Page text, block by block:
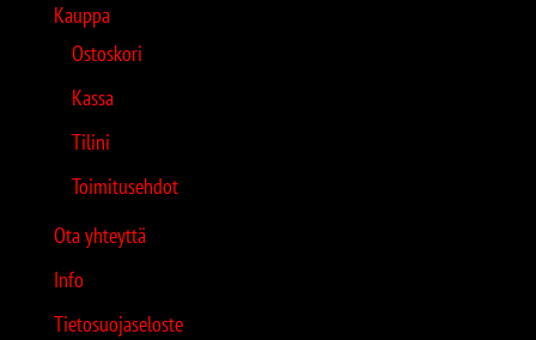
Kauppa
Ostoskori
Kassa
Tilini
Toimitusehdot
Ota yhteyttä
Info
Tietosuojaseloste